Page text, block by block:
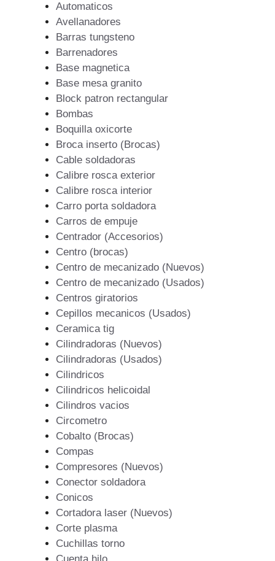
Automaticos
Avellanadores
Barras tungsteno
Barrenadores
Base magnetica
Base mesa granito
Block patron rectangular
Bombas
Boquilla oxicorte
Broca inserto (Brocas)
Cable soldadoras
Calibre rosca exterior
Calibre rosca interior
Carro porta soldadora
Carros de empuje
Centrador (Accesorios)
Centro (brocas)
Centro de mecanizado (Nuevos)
Centro de mecanizado (Usados)
Centros giratorios
Cepillos mecanicos (Usados)
Ceramica tig
Cilindradoras (Nuevos)
Cilindradoras (Usados)
Cilindricos
Cilindricos helicoidal
Cilindros vacios
Circometro
Cobalto (Brocas)
Compas
Compresores (Nuevos)
Conector soldadora
Conicos
Cortadora laser (Nuevos)
Corte plasma
Cuchillas torno